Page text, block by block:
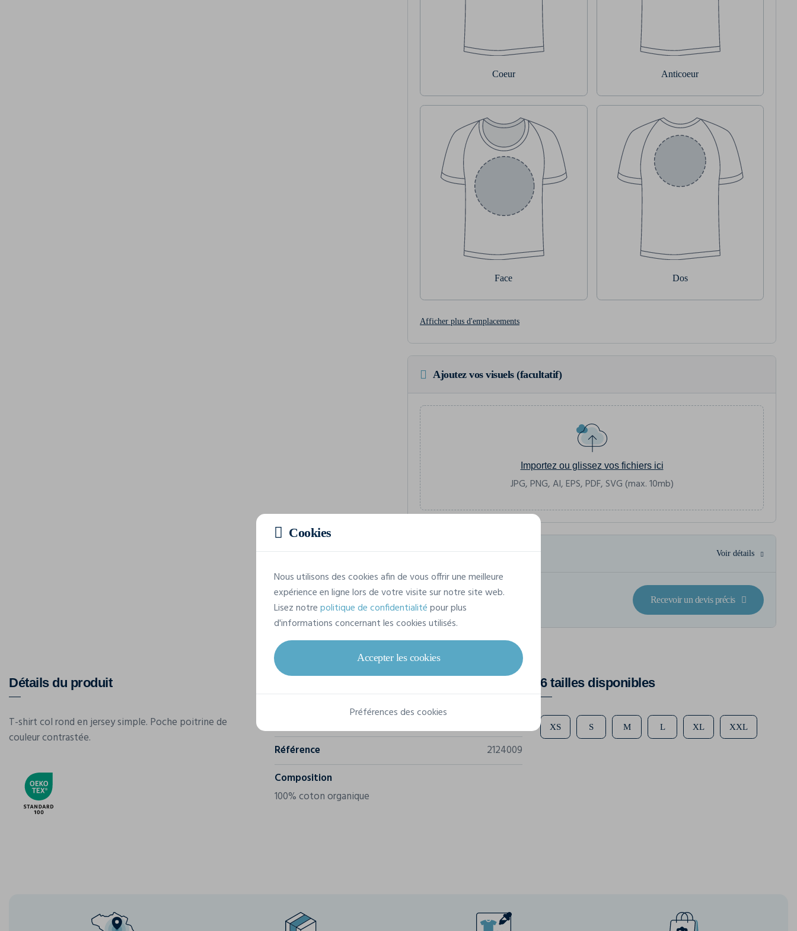
Coeur Anticoeur
Face Dos
Afficher plus d'emplacements
Ajoutez vos visuels (facultatif)
Importez ou glissez vos fichiers ici
JPG, PNG, AI, EPS, PDF, SVG (max. 10mb)
Prix estimatif Voir détails
11,88 € TTC /pièce
Soit un total de 118,82 € TTC
Recevoir un devis précis
Détails du produit
T-shirt col rond en jersey simple. Poche poitrine de
couleur contrastée.
Référence
2124009
Composition
100% coton organique
6 tailles disponibles
XS S M L XL XXL
Cookies
Nous utilisons des cookies afin de vous offrir une meilleure
expérience en ligne lors de votre visite sur notre site web.
Lisez notrepolitique de confidentialitépour plus
d'informations concernant les cookies utilisés.
Accepter les cookies
Préférences des cookies